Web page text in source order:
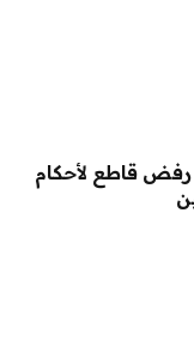
رفض قاطع لأحكام